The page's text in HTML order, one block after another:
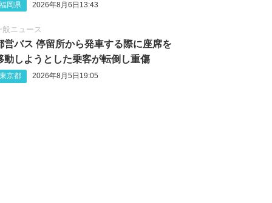
福岡県 2026年8月6日13:43
般ニュース
営バス 停留所から発車する際に座席を
動しようとした乗客が転倒し重傷
東京都 2026年8月5日19:05